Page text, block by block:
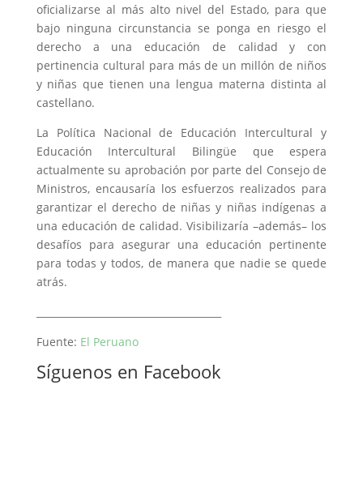
oficializarse al más alto nivel del Estado, para que
bajo ninguna circunstancia se ponga en riesgo el
derecho a una educación de calidad y con
pertinencia cultural para más de un millón de niños
y niñas que tienen una lengua materna distinta al
castellano.
La Política Nacional de Educación Intercultural y
Educación Intercultural Bilingüe que espera
actualmente su aprobación por parte del Consejo de
Ministros, encausaría los esfuerzos realizados para
garantizar el derecho de niñas y niñas indígenas a
una educación de calidad. Visibilizaría –además– los
desafíos para asegurar una educación pertinente
para todas y todos, de manera que nadie se quede
atrás.
Fuente: El Peruano
Síguenos en Facebook